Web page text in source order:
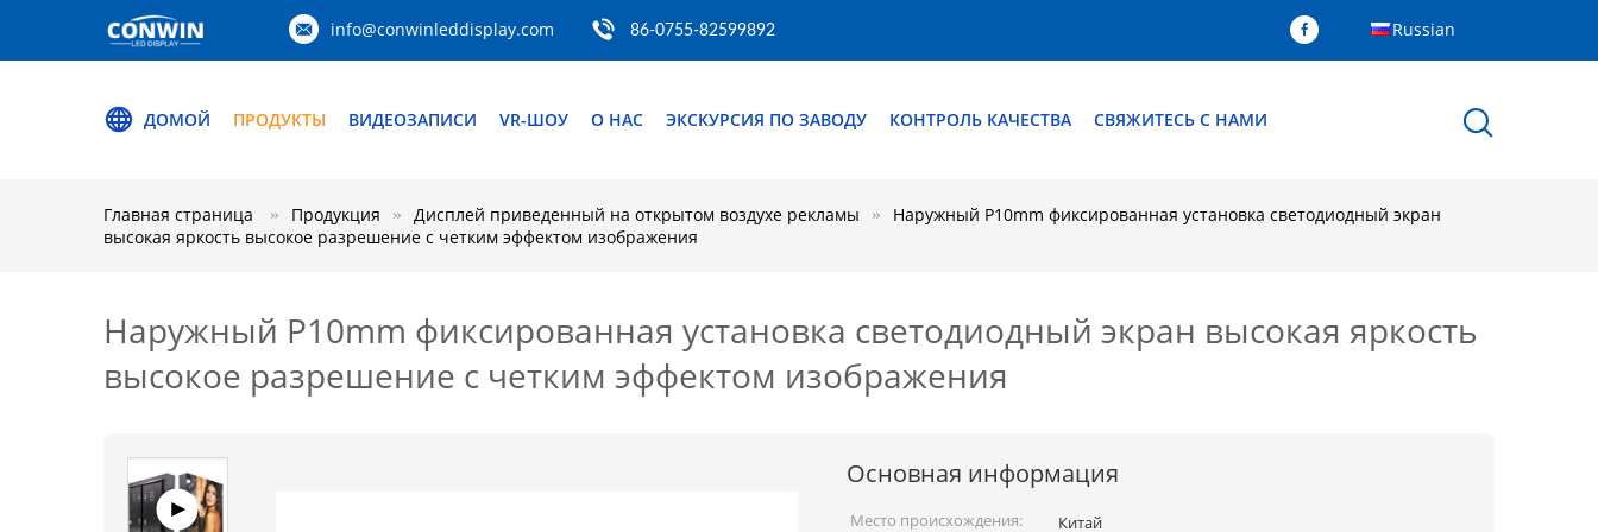
info@conwinleddisplay.com 86-0755-82599892 Russian
ДОМОЙ ПРОДУКТЫ ВИДЕОЗАПИСИ VR-ШОУ О НАС ЭКСКУРСИЯ ПО ЗАВОДУ КОНТРОЛЬ КАЧЕСТВА СВЯЖИТЕСЬ С НАМИ
Главная страница Продукция Дисплей приведенный на открытом воздухе рекламы
Наружный P10mm фиксированная установка светодиодный экран
высокая яркость высокое разрешение с четким эффектом изображения
Наружный P10mm фиксированная установка светодиодный экран высокая яркость
высокое разрешение с четким эффектом изображения
Основная информация
Место происхождения:
Китай